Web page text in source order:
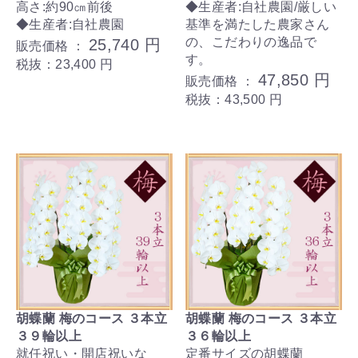
高さ:約90㎝前後
◆生産者:自社農園
販売価格 ： 25,740 円
税抜：23,400 円
◆生産者:自社農園/厳しい
基準を満たした農家さん
の、こだわりの逸品で
す。
販売価格 ： 47,850 円
税抜：43,500 円
胡蝶蘭 梅のコース ３本立
３９輪以上
就任祝い・開店祝いな
胡蝶蘭 梅のコース ３本立
３６輪以上
定番サイズの胡蝶蘭